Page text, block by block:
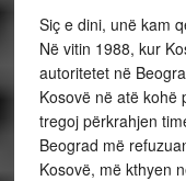
Siç e dini, unë kam
Në vitin 1988, kur
autoritetet në
Kosovë në atë kohë
tregoj përkrahjen
Beograd më
Kosovë, më kthyen